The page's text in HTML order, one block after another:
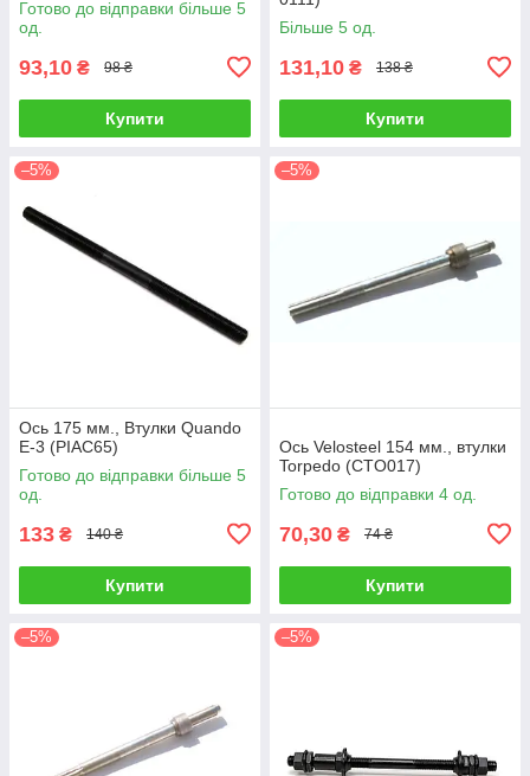
Готово до відправки більше 5
од.
93,10 ₴ 98 ₴
Купити
Більше 5 од.
131,10 ₴ 138 ₴
Купити
–5%
Ось 175 мм., Втулки Quando
E-3 (PIAC65)
Готово до відправки більше 5
од.
133 ₴ 140 ₴
Купити
–5%
Ось Velosteel 154 мм., втулки
Torpedo (CTO017)
Готово до відправки 4 од.
70,30 ₴ 74 ₴
Купити
–5% –5%